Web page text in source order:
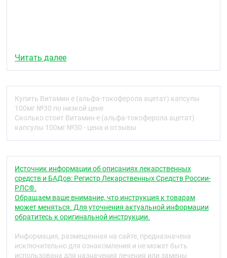
Читать далее
Купить Витамин е (альфа-токоферола ацетат) капсулы
100мг №30 по низкой цене
Сколько стоит Витамин е (альфа-токоферола ацетат)
капсулы 100мг №30 - цена и отзывы
Источник информации об описаниях лекарственных
средств и БАДов: Регистр Лекарственных Средств России-
РЛС®.
Обращаем ваше внимание, что инструкция к товарам
может меняться. Для уточнения актуальной информации
обратитесь к оригинальной инструкции.
Информация, размещенная на сайте, предназначена
исключительно для ознакомления и не может быть
использована для назначения лечения или замены